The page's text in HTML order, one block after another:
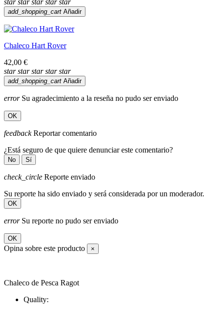
add_shopping_cart Añadir
Chaleco Hart Rover
42,00 €
star star star star star
add_shopping_cart Añadir
errorSu agradecimiento a la reseña no pudo ser enviado
OK
feedbackReportar comentario
¿Está seguro de que quiere denunciar este comentario?
No Sí
check_circle Reporte enviado
Su reporte ha sido enviado y será considerada por un moderador.
OK
errorSu reporte no pudo ser enviado
OK
Opina sobre este producto ×
Chaleco de Pesca Ragot
Quality: